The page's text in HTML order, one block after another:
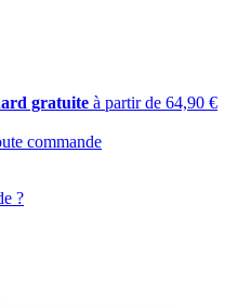
gratuite à partir de 64,90 €
commande
?